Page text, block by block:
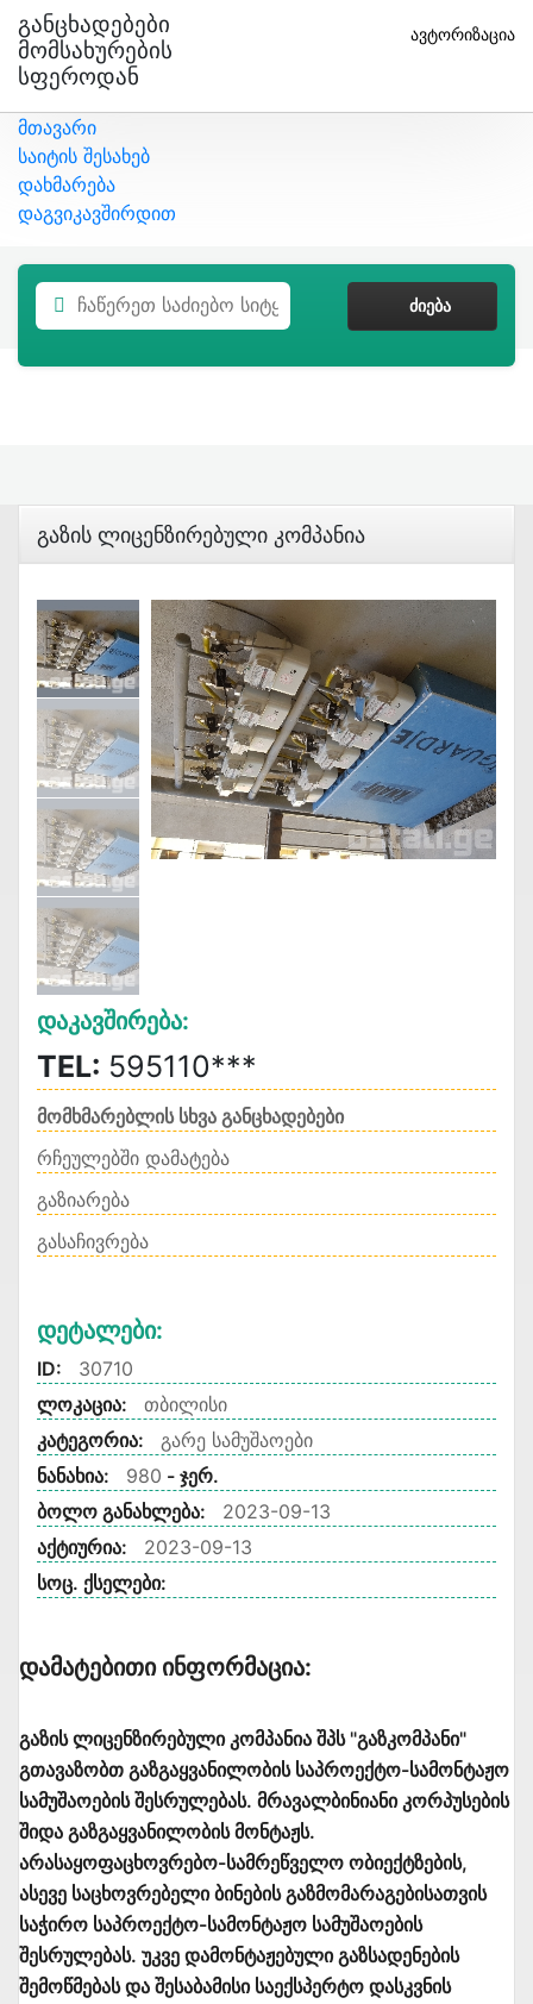
Განცხადებები
Მომსახურების
Სფეროდან
ავტორიზაცია
მთავარი
საიტის შესახებ
დახმარება
დაგვიკავშირდით
ᲫᲘᲔᲑᲐ
Გაზის Ლიცენზირებული Კომპანია
Დაკავშირება:
TEL: 595110***
მომხმარებლის სხვა განცხადებები
რჩეულებში დამატება
გაზიარება
გასაჩივრება
Დეტალები:
ID:
30710
ლოკაცია:
თბილისი
კატეგორია:
გარე სამუშაოები
ნანახია:
980 - ჯერ.
ბოლო განახლება:
2023-09-13
აქტიურია:
2023-09-13
სოც. ქსელები:
Დამატებითი Ინფორმაცია:
გაზის ლიცენზირებული კომპანია შპს "გაზკომპანი"
გთავაზობთ გაზგაყვანილობის საპროექტო-სამონტაჟო
სამუშაოების შესრულებას. მრავალბინიანი კორპუსების
შიდა გაზგაყვანილობის მონტაჟს.
არასაყოფაცხოვრებო-სამრეწველო ობიექტზების,
ასევე საცხოვრებელი ბინების გაზმომარაგებისათვის
საჭირო საპროექტო-სამონტაჟო სამუშაოების
შესრულებას. უკვე დამონტაჟებული გაზსადენების
შემოწმებას და შესაბამისი საექსპერტო დასკვნის